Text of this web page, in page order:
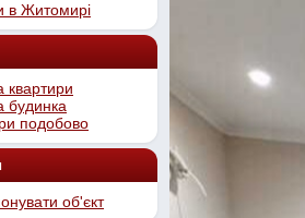
в Житомирі
квартири
будинка
подобово
об'єкт